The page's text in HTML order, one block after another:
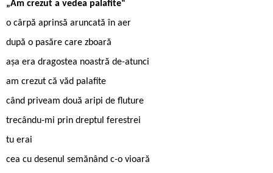
„Am crezut a vedea palafite“
o cârpă aprinsă aruncată în aer
după o pasăre care zboară
așa era dragostea noastră de-atunci
am crezut că văd palafite
când priveam două aripi de fluture
trecându-mi prin dreptul ferestrei
tu erai
cea cu desenul semănând c-o vioară